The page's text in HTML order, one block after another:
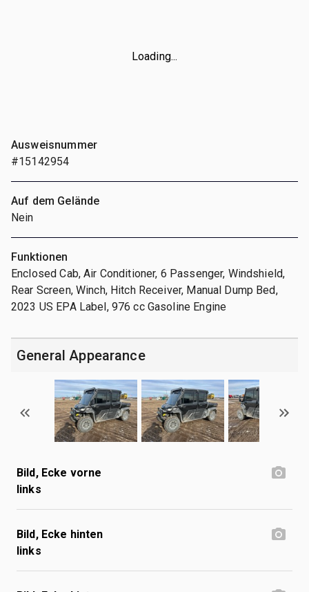
Loading...
Ausweisnummer
#15142954
Auf dem Gelände
Nein
Funktionen
Enclosed Cab, Air Conditioner, 6 Passenger, Windshield,
Rear Screen, Winch, Hitch Receiver, Manual Dump Bed,
2023 US EPA Label, 976 cc Gasoline Engine
General Appearance
Bild, Ecke vorne
links
Bild, Ecke hinten
links